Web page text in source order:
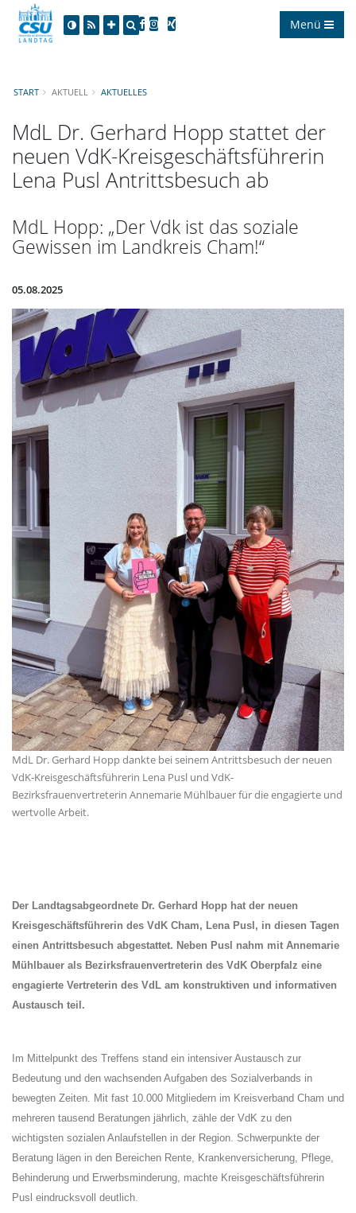
Menü
START AKTUELL AKTUELLES
MdL Dr. Gerhard Hopp stattet der
neuen VdK-Kreisgeschäftsführerin
Lena Pusl Antrittsbesuch ab
MdL Hopp: „Der Vdk ist das soziale
Gewissen im Landkreis Cham!“
05.08.2025
MdL Dr. Gerhard Hopp dankte bei seinem Antrittsbesuch der neuen
VdK-Kreisgeschäftsführerin Lena Pusl und VdK-
Bezirksfrauenvertreterin Annemarie Mühlbauer für die engagierte und
wertvolle Arbeit.
Der Landtagsabgeordnete Dr. Gerhard Hopp hat der neuen
Kreisgeschäftsführerin des VdK Cham, Lena Pusl, in diesen Tagen
einen Antrittsbesuch abgestattet. Neben Pusl nahm mit Annemarie
Mühlbauer als Bezirksfrauenvertreterin des VdK Oberpfalz eine
engagierte Vertreterin des VdL am konstruktiven und informativen
Austausch teil.
Im Mittelpunkt des Treffens stand ein intensiver Austausch zur
Bedeutung und den wachsenden Aufgaben des Sozialverbands in
bewegten Zeiten. Mit fast 10.000 Mitgliedern im Kreisverband Cham und
mehreren tausend Beratungen jährlich, zähle der VdK zu den
wichtigsten sozialen Anlaufstellen in der Region. Schwerpunkte der
Beratung lägen in den Bereichen Rente, Krankenversicherung, Pflege,
Behinderung und Erwerbsminderung, machte Kreisgeschäftsführerin
Pusl eindrucksvoll deutlich.